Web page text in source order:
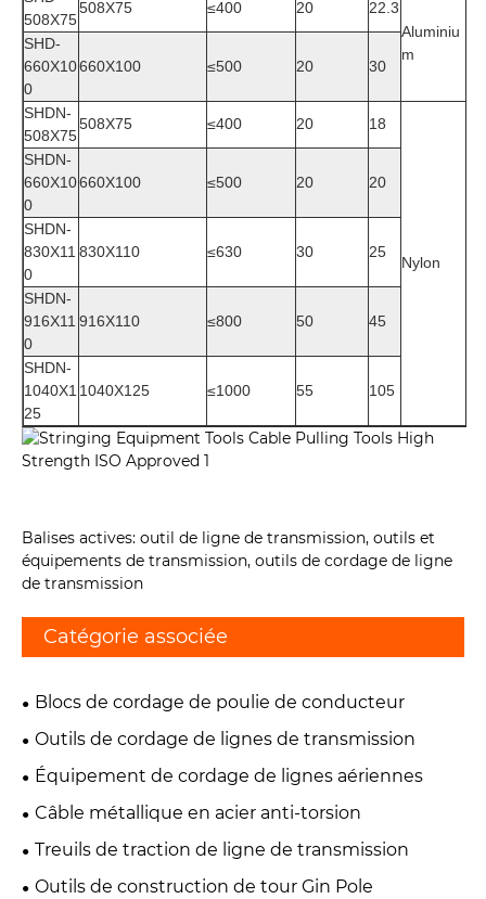
508X75
508X75 ≤400 20
22.3
Aluminiu
m
SHD-
660X10
0
660X100 ≤500 20 30
SHDN-
508X75
508X75 ≤400 20 18
Nylon
SHDN-
660X10
0
660X100 ≤500 20 20
SHDN-
830X11
0
830X110 ≤630 30 25
SHDN-
916X11
0
916X110 ≤800 50 45
SHDN-
1040X1
25
1040X125 ≤1000 55 105
Balises actives: outil de ligne de transmission, outils et
équipements de transmission, outils de cordage de ligne
de transmission
Catégorie associée
Blocs de cordage de poulie de conducteur
Outils de cordage de lignes de transmission
Équipement de cordage de lignes aériennes
Câble métallique en acier anti-torsion
Treuils de traction de ligne de transmission
Outils de construction de tour Gin Pole